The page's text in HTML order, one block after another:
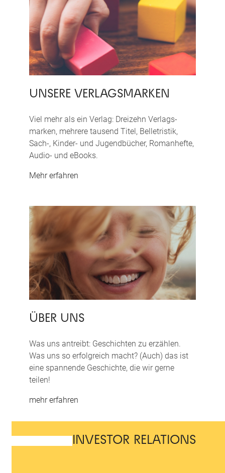
UNSERE VERLAGS­MARKEN
Viel mehr als ein Verlag: Dreizehn Verlags­
marken, mehrere tausend Titel, Belletristik,
Sach-, Kinder- und Jugend­bücher, Roman­hefte,
Audio- und eBooks.
Mehr erfahren
ÜBER UNS
Was uns antreibt: Geschichten zu erzählen.
Was uns so erfolgreich macht? (Auch) das ist
eine spannende Geschichte, die wir gerne
teilen!
mehr erfahren
INVESTOR RELATIONS